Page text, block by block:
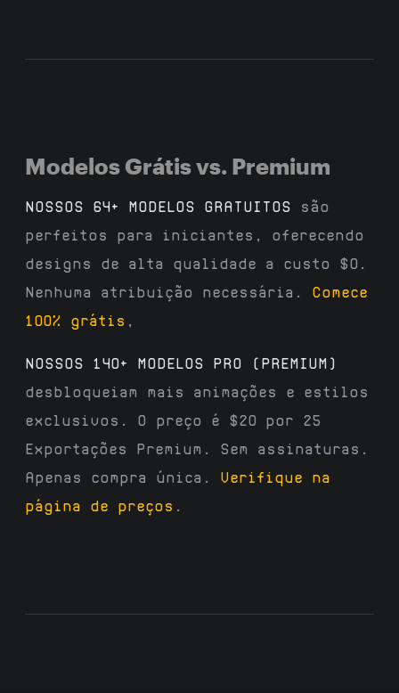
Modelos Grátis vs. Premium
NOSSOS 64+ MODELOS GRATUITOS são
perfeitos para iniciantes, oferecendo
designs de alta qualidade a custo $0.
Nenhuma atribuição necessária. Comece
100% grátis ,
NOSSOS 140+ MODELOS PRO (PREMIUM)
desbloqueiam mais animações e estilos
exclusivos. O preço é $20 por 25
Exportações Premium. Sem assinaturas.
Apenas compra única. Verifique na
página de preços .